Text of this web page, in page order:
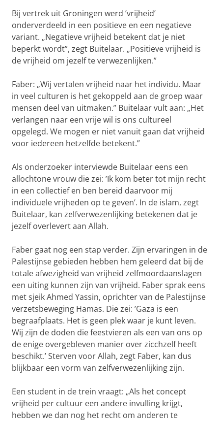
Bij vertrek uit Groningen werd ’vrijheid’
onderverdeeld in een positieve en een negatieve
variant. „Negatieve vrijheid betekent dat je niet
beperkt wordt”, zegt Buitelaar. „Positieve vrijheid is
de vrijheid om jezelf te verwezenlijken.”
Faber: „Wij vertalen vrijheid naar het individu. Maar
in veel culturen is het gekoppeld aan de groep waar
mensen deel van uitmaken.” Buitelaar vult aan: „Het
verlangen naar een vrije wil is ons cultureel
opgelegd. We mogen er niet vanuit gaan dat vrijheid
voor iedereen hetzelfde betekent.”
Als onderzoeker interviewde Buitelaar eens een
allochtone vrouw die zei: ’Ik kom beter tot mijn recht
in een collectief en ben bereid daarvoor mij
individuele vrijheden op te geven’. In de islam, zegt
Buitelaar, kan zelfverwezenlijking betekenen dat je
jezelf overlevert aan Allah.
Faber gaat nog een stap verder. Zijn ervaringen in de
Palestijnse gebieden hebben hem geleerd dat bij de
totale afwezigheid van vrijheid zelfmoordaanslagen
een uiting kunnen zijn van vrijheid. Faber sprak eens
met sjeik Ahmed Yassin, oprichter van de Palestijnse
verzetsbeweging Hamas. Die zei: ’Gaza is een
begraafplaats. Het is geen plek waar je kunt leven.
Wij zijn de doden die feestvieren als een van ons op
de enige overgebleven manier over zicchzelf heeft
beschikt.’ Sterven voor Allah, zegt Faber, kan dus
blijkbaar een vorm van zelfverwezenlijking zijn.
Een student in de trein vraagt: „Als het concept
vrijheid per cultuur een andere invulling krijgt,
hebben we dan nog het recht om anderen te